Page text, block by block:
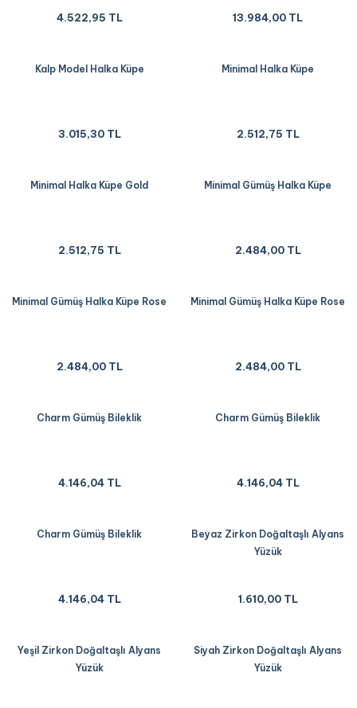
4.522,95 TL 13.984,00 TL
Kalp Model Halka Küpe
3.015,30 TL
Minimal Halka Küpe
2.512,75 TL
Minimal Halka Küpe Gold
2.512,75 TL
Minimal Gümüş Halka Küpe
2.484,00 TL
Minimal Gümüş Halka Küpe Rose
2.484,00 TL
Minimal Gümüş Halka Küpe Rose
2.484,00 TL
Charm Gümüş Bileklik
4.146,04 TL
Charm Gümüş Bileklik
4.146,04 TL
Charm Gümüş Bileklik
4.146,04 TL
Beyaz Zirkon Doğaltaşlı Alyans
Yüzük
1.610,00 TL
Yeşil Zirkon Doğaltaşlı Alyans
Yüzük
Siyah Zirkon Doğaltaşlı Alyans
Yüzük